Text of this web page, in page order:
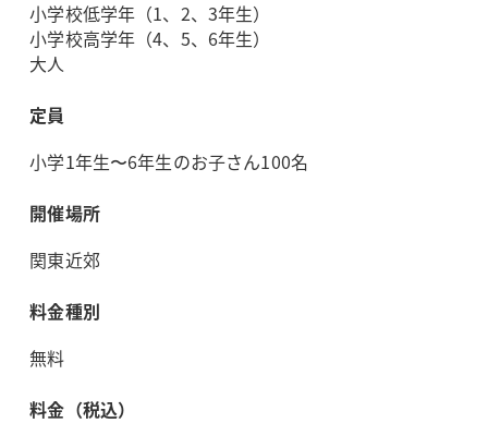
小学校低学年（1、2、3年生）
小学校高学年（4、5、6年生）
大人
定員
小学1年生〜6年生のお子さん100名
開催場所
関東近郊
料金種別
無料
料金（税込）